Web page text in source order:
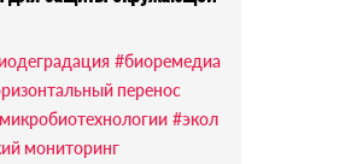
#биоремедиа
перенос
#экол
мониторинг